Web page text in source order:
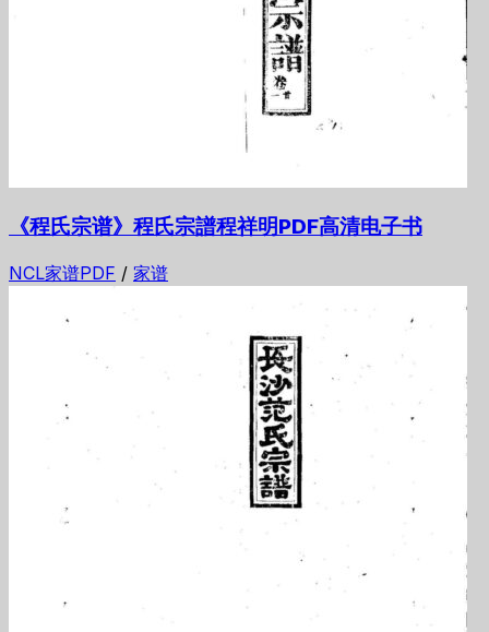
《程氏宗谱》程氏宗譜程祥明PDF高清电子书
NCL家谱PDF / 家谱